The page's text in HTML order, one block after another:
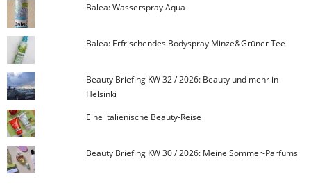
Balea: Wasserspray Aqua
Balea: Erfrischendes Bodyspray Minze&Grüner Tee
Beauty Briefing KW 32 / 2026: Beauty und mehr in
Helsinki
Eine italienische Beauty-Reise
Beauty Briefing KW 30 / 2026: Meine Sommer-Parfüms